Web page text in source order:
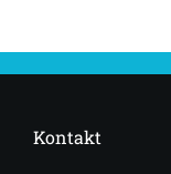
Kontakt